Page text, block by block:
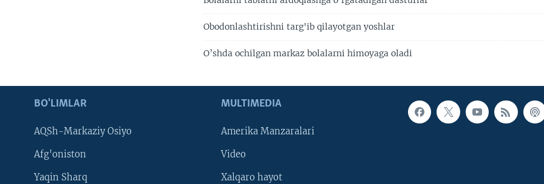
Obodonlashtirishni targ'ib qilayotgan yoshlar
O’shda ochilgan markaz bolalarni himoyaga oladi
BO'LIMLAR
AQSh-Markaziy Osiyo
Afg'oniston
Yaqin Sharq
MULTIMEDIA
Amerika Manzaralari
Video
Xalqaro hayot